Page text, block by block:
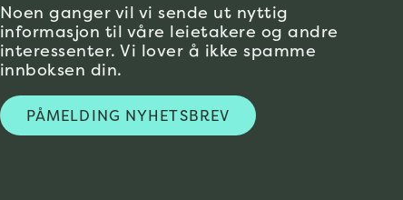
Noen ganger vil vi sende ut nyttig
informasjon til våre leietakere og andre
interessenter. Vi lover å ikke spamme
innboksen din.
PÅMELDING NYHETSBREV